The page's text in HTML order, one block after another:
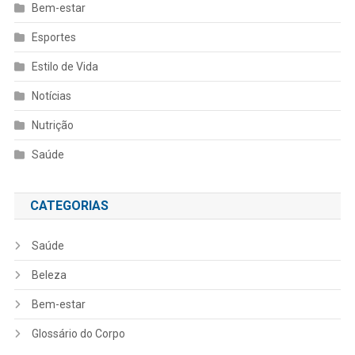
Bem-estar
Esportes
Estilo de Vida
Notícias
Nutrição
Saúde
CATEGORIAS
Saúde
Beleza
Bem-estar
Glossário do Corpo